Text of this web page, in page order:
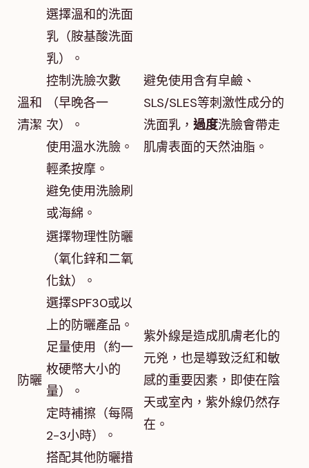
溫和
清潔
選擇溫和的洗面
乳（胺基酸洗面
乳）。
控制洗臉次數
（早晚各一
次）。
使用溫水洗臉。
輕柔按摩。
避免使用洗臉刷
或海綿。
避免使用含有皁鹼、
SLS/SLES等刺激性成分的
洗面乳， 過度洗臉會帶走
肌膚表面的天然油脂。
防曬
選擇物理性防曬
（氧化鋅和二氧
化鈦）。
選擇SPF30或以
上的防曬產品。
足量使用（約一
枚硬幣大小的
量）。
定時補擦（每隔
2-3小時）。
搭配其他防曬措
紫外線是造成肌膚老化的
元兇，也是導致泛紅和敏
感的重要因素，即使在陰
天或室內，紫外線仍然存
在。